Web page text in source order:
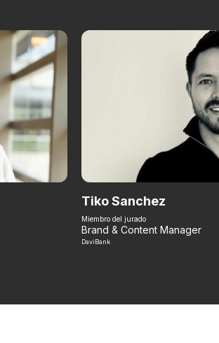
Tiko Sanchez
Miembro del jurado
Brand & Content Manager
DaviBank